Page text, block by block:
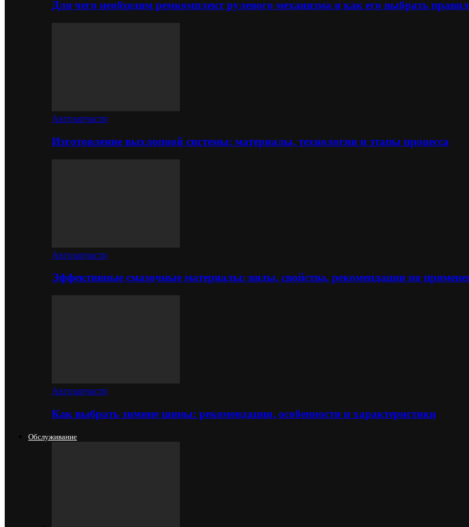
Для чего необходим ремкомплект рулевого механизма и как его выбрать
Автозапчасти
Изготовление выхлопной системы: материалы, технологии и этапы процесса
Автозапчасти
Эффективные смазочные материалы: виды, свойства, рекомендации по
Автозапчасти
Как выбрать зимние шины: рекомендации, особенности и характеристики
Обслуживание